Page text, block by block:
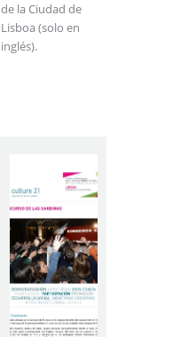
de la Ciudad de
Lisboa (solo en
inglés).